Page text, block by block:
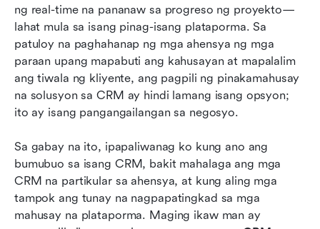
ng real-time na pananaw sa progreso ng proyekto—
lahat mula sa isang pinag-isang plataporma. Sa
patuloy na paghahanap ng mga ahensya ng mga
paraan upang mapabuti ang kahusayan at mapalalim
ang tiwala ng kliyente, ang pagpili ng pinakamahusay
na solusyon sa CRM ay hindi lamang isang opsyon;
ito ay isang pangangailangan sa negosyo.
Sa gabay na ito, ipapaliwanag ko kung ano ang
bumubuo sa isang CRM, bakit mahalaga ang mga
CRM na partikular sa ahensya, at kung aling mga
tampok ang tunay na nagpapatingkad sa mga
mahusay na plataporma. Maging ikaw man ay